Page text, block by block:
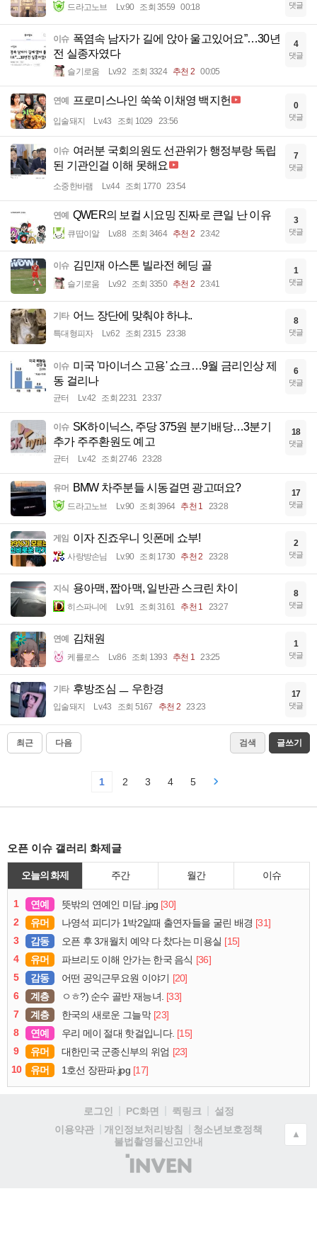
드라고노브 Lv.90 조회 3559 00:18 댓글
이슈 폭염속 남자가 길에 앉아 울고있어요”…30년
전 실종자였다
슬기로움 Lv.92 조회 3324 추천 2 00:05
4
댓글
연예 프로미스나인 쑥쑥 이채영 백지헌
입술돼지 Lv.43 조회 1029 23:56
0
댓글
이슈 여러분 국회의원도 선관위가 행정부랑 독립
된 기관인걸 이해 못해요
소중한바램 Lv.44 조회 1770 23:54
7
댓글
연예 QWER의 보컬 시요밍 진짜로 큰일 난 이유
큐땁이알 Lv.88 조회 3464 추천 2 23:42
3
댓글
이슈 김민재 아스톤 빌라전 헤딩 골
슬기로움 Lv.92 조회 3350 추천 2 23:41
1
댓글
기타 어느 장단에 맞춰야 하냐..
특대형피자 Lv.62 조회 2315 23:38
8
댓글
이슈 미국 '마이너스 고용' 쇼크…9월 금리인상 제
동 걸리나
균터 Lv.42 조회 2231 23:37
6
댓글
이슈 SK하이닉스, 주당 375원 분기배당…3분기
추가 주주환원도 예고
균터 Lv.42 조회 2746 23:28
18
댓글
유머 BMW 차주분들 시동걸면 광고떠요?
드라고노브 Lv.90 조회 3964 추천 1 23:28
17
댓글
게임 이자 진죠우니 잇폰메 쇼부!
사랑방손님 Lv.90 조회 1730 추천 2 23:28
2
댓글
지식 용아맥, 짭아맥, 일반관 스크린 차이
히스파니에 Lv.91 조회 3161 추천 1 23:27
8
댓글
연예 김채원
케를로스 Lv.86 조회 1393 추천 1 23:25
1
댓글
기타 후방조심 ㅡ 우한경
입술돼지 Lv.43 조회 5167 추천 2 23:23
17
댓글
최근 다음 검색 글쓰기
1 2 3 4 5
오픈 이슈 갤러리 화제글
오늘의 화제 주간 월간 이슈
1 연예 뜻밖의 연예인 미담..jpg [30]
2
유머 나영석 피디가 1박2일때 출연자들을 굴린 배경 [31]
3
감동 오픈 후 3개월치 예약 다 찼다는 미용실 [15]
4
유머 파브리도 이해 안가는 한국 음식 [36]
5
감동 어떤 공익근무요원 이야기 [20]
6
계층 ㅇㅎ?) 순수 골반 재능녀. [33]
7
계층 한국의 새로운 그늘막 [23]
8
연예 우리 메이 절대 핫걸입니다. [15]
9
유머 대한민국 군종신부의 위엄 [23]
10
유머 1호선 장판파.jpg [17]
로그인 PC화면 퀵링크
설정
이용약관
개인정보처리방침
청소년보호정책
불법촬영물신고안내
(주)
인
▲